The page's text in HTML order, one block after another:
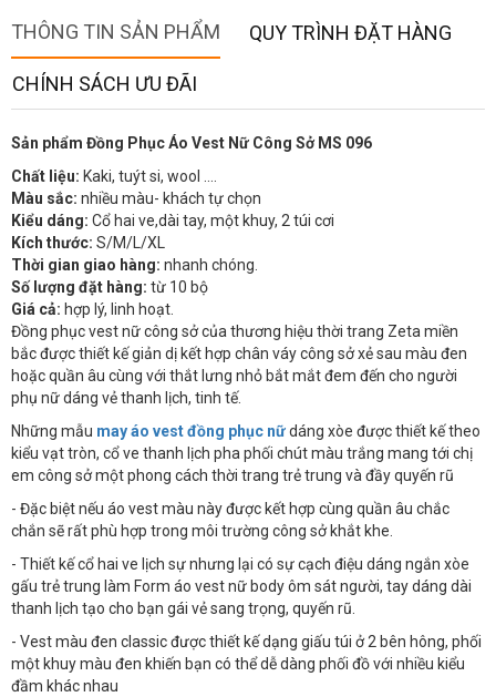
THÔNG TIN SẢN PHẨM QUY TRÌNH ĐẶT HÀNG
CHÍNH SÁCH ƯU ĐÃI
Sản phẩm Đồng Phục Áo Vest Nữ Công Sở MS 096
Chất liệu: Kaki, tuýt si, wool ….
Màu sắc: nhiều màu- khách tự chọn
Kiểu dáng: Cổ hai ve,dài tay, một khuy, 2 túi cơi
Kích thước: S/M/L/XL
Thời gian giao hàng: nhanh chóng.
Số lượng đặt hàng: từ 10 bộ
Giá cả: hợp lý, linh hoạt.
Đồng phục vest nữ công sở của thương hiệu thời trang Zeta miền
bắc được thiết kế giản dị kết hợp chân váy công sở xẻ sau màu đen
hoặc quần âu cùng với thắt lưng nhỏ bắt mắt đem đến cho người
phụ nữ dáng vẻ thanh lịch, tinh tế.
Những mẫu may áo vest đồng phục nữdáng xòe được thiết kế theo
kiểu vạt tròn, cổ ve thanh lịch pha phối chút màu trắng mang tới chị
em công sở một phong cách thời trang trẻ trung và đầy quyến rũ
- Đặc biệt nếu áo vest màu này được kết hợp cùng quần âu chắc
chắn sẽ rất phù hợp trong môi trường công sở khắt khe.
- Thiết kế cổ hai ve lịch sự nhưng lại có sự cạch điệu dáng ngắn xòe
gấu trẻ trung làm Form áo vest nữ body ôm sát người, tay dáng dài
thanh lịch tạo cho bạn gái vẻ sang trọng, quyến rũ.
- Vest màu đen classic được thiết kế dạng giấu túi ở 2 bên hông, phối
một khuy màu đen khiến bạn có thể dễ dàng phối đồ với nhiều kiểu
đầm khác nhau